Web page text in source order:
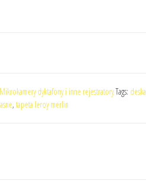
Mikrokamery dyktafony i inne rejestratoryTags: deska
, tapeta leroy merlin